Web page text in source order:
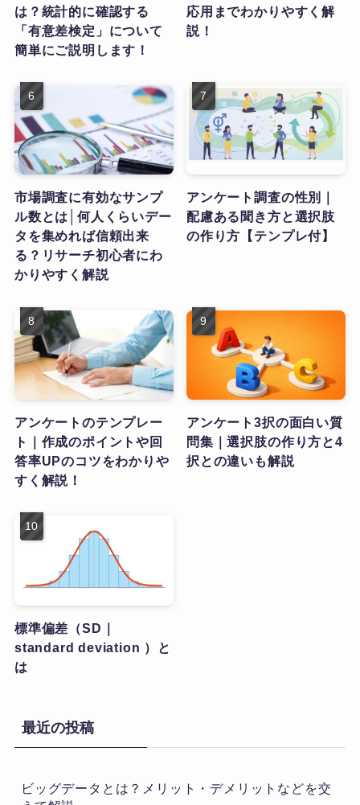
は？統計的に確認する
「有意差検定」について
簡単にご説明します！
応用までわかりやすく解
説！
市場調査に有効なサンプ
ル数とは│何人くらいデー
タを集めれば信頼出来
る？リサーチ初心者にわ
かりやすく解説
アンケート調査の性別｜
配慮ある聞き方と選択肢
の作り方【テンプレ付】
アンケートのテンプレー
ト｜作成のポイントや回
答率UPのコツをわかりや
すく解説！
アンケート3択の面白い質
問集｜選択肢の作り方と4
択との違いも解説
標準偏差（SD｜
standard deviation ）と
は
最近の投稿
ビッグデータとは？メリット・デメリットなどを交